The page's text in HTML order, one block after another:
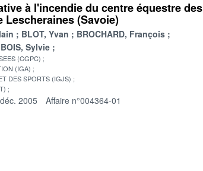
à l'incendie du centre équestre des
Lescheraines (Savoie)
BLOT, Yvan
BROCHARD, François
Sylvie
(CGPC)
(IGA)
DES SPORTS (IGJS)
2005 Affaire n°004364-01